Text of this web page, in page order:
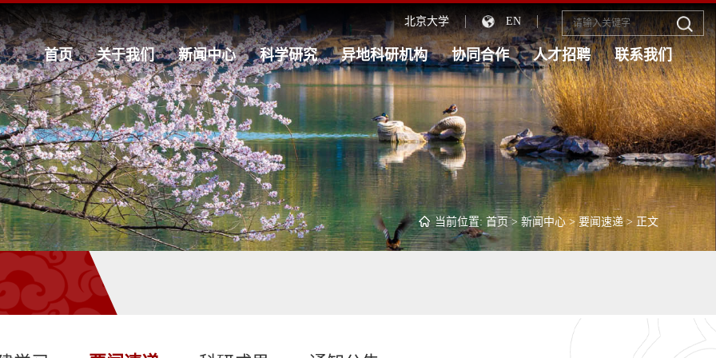
北京大学 EN
首页 关于我们 新闻中心 科学研究 异地科研机构 协同合作 人才招聘 联系我们
当前位置: 首页>新闻中心>要闻速递> 正文